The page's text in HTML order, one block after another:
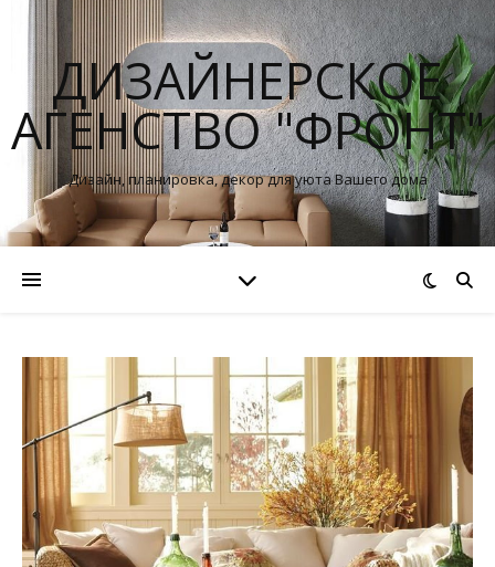
ДИЗАЙНЕРСКОЕ
АГЕНСТВО "ФРОНТ"
Дизайн, планировка, декор для уюта Вашего дома